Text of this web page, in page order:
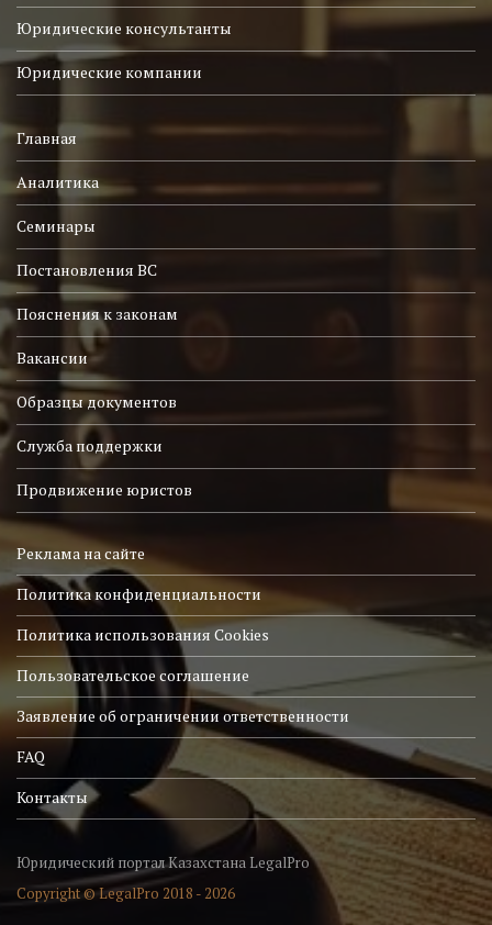
Юридические консультанты
Юридические компании
Главная
Аналитика
Семинары
Постановления ВС
Пояснения к законам
Вакансии
Образцы документов
Служба поддержки
Продвижение юристов
Реклама на сайте
Политика конфиденциальности
Политика использования Cookies
Пользовательское соглашение
Заявление об ограничении ответственности
FAQ
Контакты
Юридический портал Казахстана LegalPro
Copyright © LegalPro 2018 - 2026